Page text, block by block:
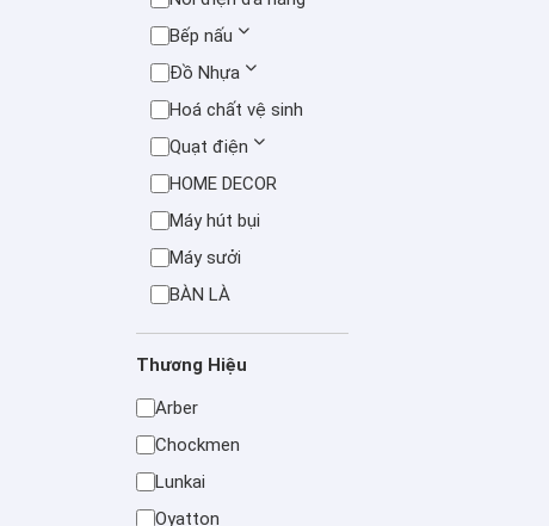
Bếp nấu
Đồ Nhựa
Hoá chất vệ sinh
Quạt điện
HOME DECOR
Máy hút bụi
Máy sưởi
BÀN LÀ
Thương Hiệu
Arber
Chockmen
Lunkai
Oyatton